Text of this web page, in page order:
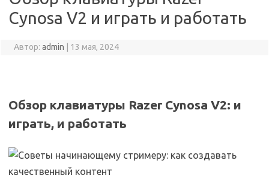
Cynosa V2 и играть и работать
Автор: admin 13 мая, 2024
Обзор клавиатуры Razer Cynosa V2: и
играть, и работать